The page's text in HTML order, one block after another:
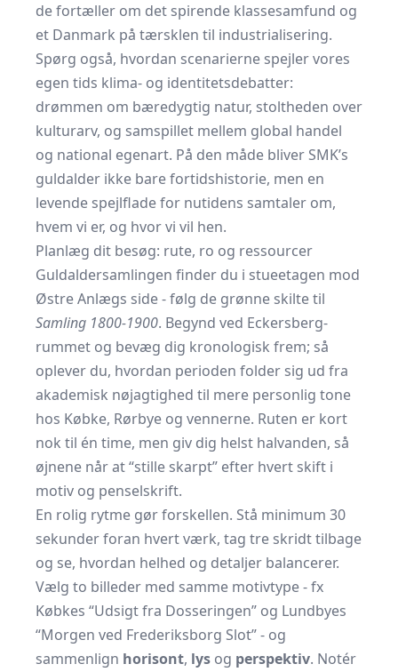
de fortæller om det spirende klassesamfund og
et Danmark på tærsklen til industrialisering.
Spørg også, hvordan scenarierne spejler vores
egen tids klima- og identitetsdebatter:
drømmen om bæredygtig natur, stoltheden over
kulturarv, og samspillet mellem global handel
og national egenart. På den måde bliver SMK’s
guldalder ikke bare fortidshistorie, men en
levende spejlflade for nutidens samtaler om,
hvem vi er, og hvor vi vil hen.
Planlæg dit besøg: rute, ro og ressourcer
Guldaldersamlingen finder du i stueetagen mod
Østre Anlægs side - følg de grønne skilte til
Samling 1800-1900. Begynd ved Eckersberg-
rummet og bevæg dig kronologisk frem; så
oplever du, hvordan perioden folder sig ud fra
akademisk nøjagtighed til mere personlig tone
hos Købke, Rørbye og vennerne. Ruten er kort
nok til én time, men giv dig helst halvanden, så
øjnene når at “stille skarpt” efter hvert skift i
motiv og penselskrift.
En rolig rytme gør forskellen. Stå ­minimum 30
sekunder foran hvert værk, tag tre skridt tilbage
og se, hvordan helhed og detaljer balancerer.
Vælg to billeder med samme motivtype - fx
Købkes “Udsigt fra Dosseringen” og Lundbyes
“Morgen ved Frederiksborg Slot” - og
sammenlign horisont, lys og perspektiv. Notér